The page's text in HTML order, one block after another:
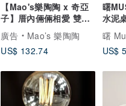
【Mao's樂陶陶 x 奇亞
子】厝內倆倆相愛 雙碗
小屋禮盒組
廣告
Mao’s 樂陶陶
US$ 132.74
曙
水泥
泡
曙
US$